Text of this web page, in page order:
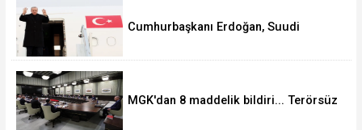
Cumhurbaşkanı Erdoğan, Suudi
MGK'dan 8 maddelik bildiri... Terörsüz